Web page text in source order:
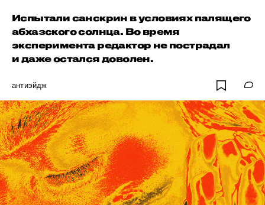
Испытали санскрин в условиях палящего
абхазского солнца. Во время
эксперимента редактор не пострадал
и даже остался доволен.
антиэйдж